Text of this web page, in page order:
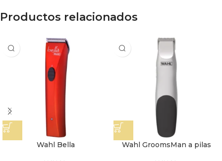
Productos relacionados
Wahl Bella Wahl GroomsMan a pilas